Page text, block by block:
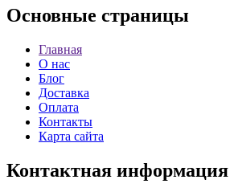
Основные страницы
Главная
О нас
Блог
Доставка
Оплата
Контакты
Карта сайта
Контактная информация